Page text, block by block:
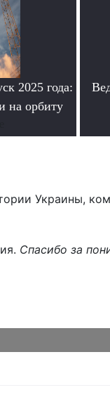
2025 года:
на орбиту
Украины,
Спасибо за